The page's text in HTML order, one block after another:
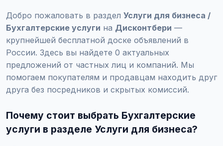
Добро пожаловать в раздел Услуги для бизнеса /
Бухгалтерские услуги на Дисконтбери —
крупнейшей бесплатной доске объявлений в
России. Здесь вы найдете 0 актуальных
предложений от частных лиц и компаний. Мы
помогаем покупателям и продавцам находить друг
друга без посредников и скрытых комиссий.
Почему стоит выбрать Бухгалтерские
услуги в разделе Услуги для бизнеса?